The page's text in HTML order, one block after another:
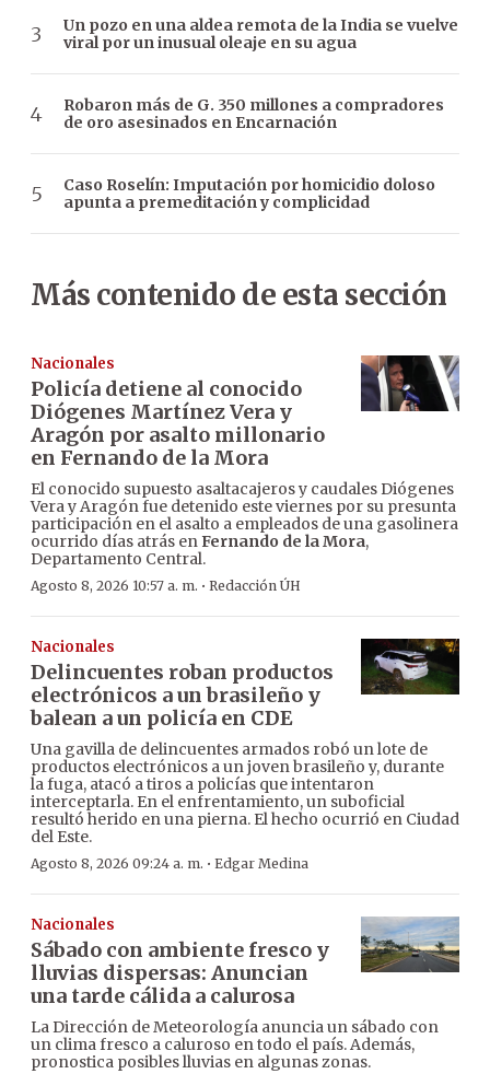
Un pozo en una aldea remota de la India se vuelve
viral por un inusual oleaje en su agua
Robaron más de G. 350 millones a compradores
de oro asesinados en Encarnación
Caso Roselín: Imputación por homicidio doloso
apunta a premeditación y complicidad
Más contenido de esta sección
Nacionales
Policía detiene al conocido
Diógenes Martínez Vera y
Aragón por asalto millonario
en Fernando de la Mora
El conocido supuesto asaltacajeros y caudales Diógenes
Vera y Aragón fue detenido este viernes por su presunta
participación en el asalto a empleados de una gasolinera
ocurrido días atrás enFernando de la Mora,
Departamento Central.
Agosto 8, 2026 10:57 a. m. · Redacción ÚH
Nacionales
Delincuentes roban productos
electrónicos a un brasileño y
balean a un policía en CDE
Una gavilla de delincuentes armados robó un lote de
productos electrónicos a un joven brasileño y, durante
la fuga, atacó a tiros a policías que intentaron
interceptarla. En el enfrentamiento, un suboficial
resultó herido en una pierna. El hecho ocurrió en Ciudad
del Este.
Agosto 8, 2026 09:24 a. m. · Edgar Medina
Nacionales
Sábado con ambiente fresco y
lluvias dispersas: Anuncian
una tarde cálida a calurosa
La Dirección de Meteorología anuncia un sábado con
un clima fresco a caluroso en todo el país. Además,
pronostica posibles lluvias en algunas zonas.